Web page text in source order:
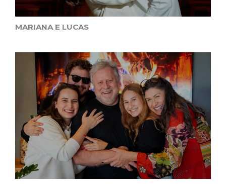
MARIANA E LUCAS